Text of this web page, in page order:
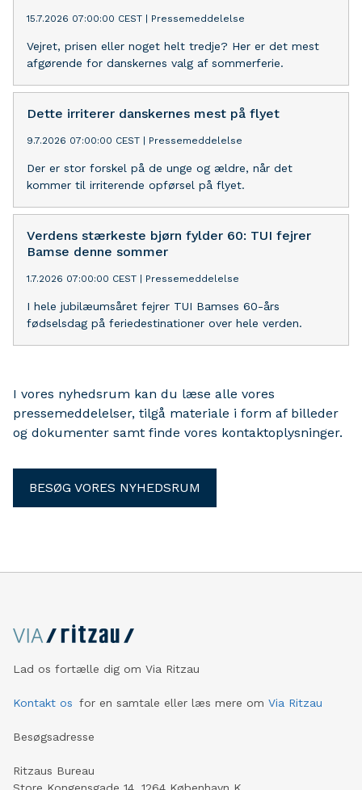
15.7.2026 07:00:00 CEST | Pressemeddelelse
Vejret, prisen eller noget helt tredje? Her er det mest
afgørende for danskernes valg af sommerferie.
Dette irriterer danskernes mest på flyet
9.7.2026 07:00:00 CEST | Pressemeddelelse
Der er stor forskel på de unge og ældre, når det
kommer til irriterende opførsel på flyet.
Verdens stærkeste bjørn fylder 60: TUI fejrer
Bamse denne sommer
1.7.2026 07:00:00 CEST | Pressemeddelelse
I hele jubilæumsåret fejrer TUI Bamses 60-års
fødselsdag på feriedestinationer over hele verden.
I vores nyhedsrum kan du læse alle vores
pressemeddelelser, tilgå materiale i form af billeder
og dokumenter samt finde vores kontaktoplysninger.
BESØG VORES NYHEDSRUM
Lad os fortælle dig om Via Ritzau
Kontakt os for en samtale eller læs mere om Via Ritzau
Besøgsadresse
Ritzaus Bureau
Store Kongensgade 14, 1264 København K